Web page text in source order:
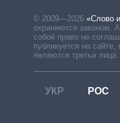
© 2009—2026 «Слово
охраняются законом.
собой право не
публикуется на сайте,
являются третьи лица.
УКР РОС